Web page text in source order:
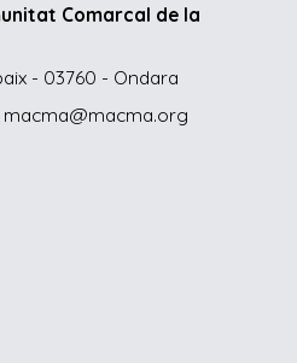
Comarcal de la
- 03760 - Ondara
macma@macma.org